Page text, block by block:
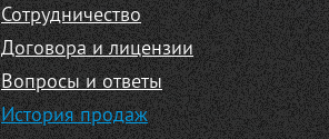
Сотрудничество
Договора и лицензии
Вопросы и ответы
История продаж